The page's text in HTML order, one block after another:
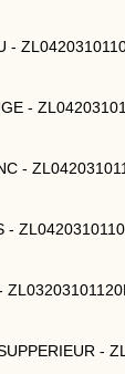
-
-
-
-
-